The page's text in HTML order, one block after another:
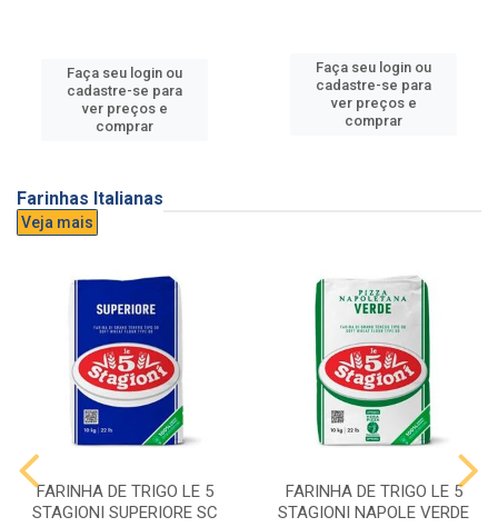
Faça seu login ou
cadastre-se para
ver preços e
comprar
Faça seu login ou
cadastre-se para
ver preços e
comprar
Farinhas Italianas
Veja mais
FARINHA DE TRIGO LE 5
STAGIONI SUPERIORE SC
FARINHA DE TRIGO LE 5
STAGIONI NAPOLE VERDE